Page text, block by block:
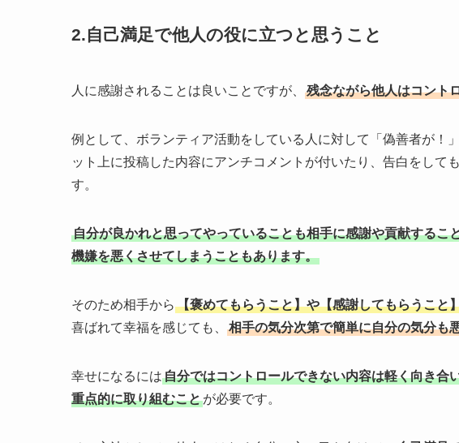
2.自己満足で他人の役に立つと思うこと
人に感謝されることは良いことですが、 残念ながら他人はコント
例として、ボランティア活動をしている人に対して「偽善者が！
ット上に投稿した内容にアンチコメントが付いたり、告白をして
す。
自分が良かれと思ってやっていることも相手に感謝や貢献するこ
機嫌を悪くさせてしまうこともあります。
そのため相手から 【褒めてもらうこと】や【感謝してもらうこと
喜ばれて幸福を感じても、
相手の気分次第で簡単に自分の気分も
幸せになるには自分ではコントロールできない内容は軽く向き合
重点的に取り組むことが必要です。